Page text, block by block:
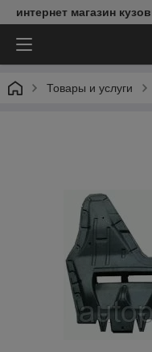
интернет магазин
Товары и услуги